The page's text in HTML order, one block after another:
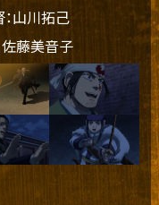
山川拓己
佐藤美音子